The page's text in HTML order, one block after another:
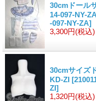
30cmドール
14-097-NY-ZA
-097-NY-ZA]
3,300円(税込)
30cmサイズ
KD-ZI
ZI]
1,320円(税込)